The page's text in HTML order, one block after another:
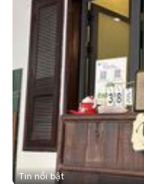
Tin nổi bật